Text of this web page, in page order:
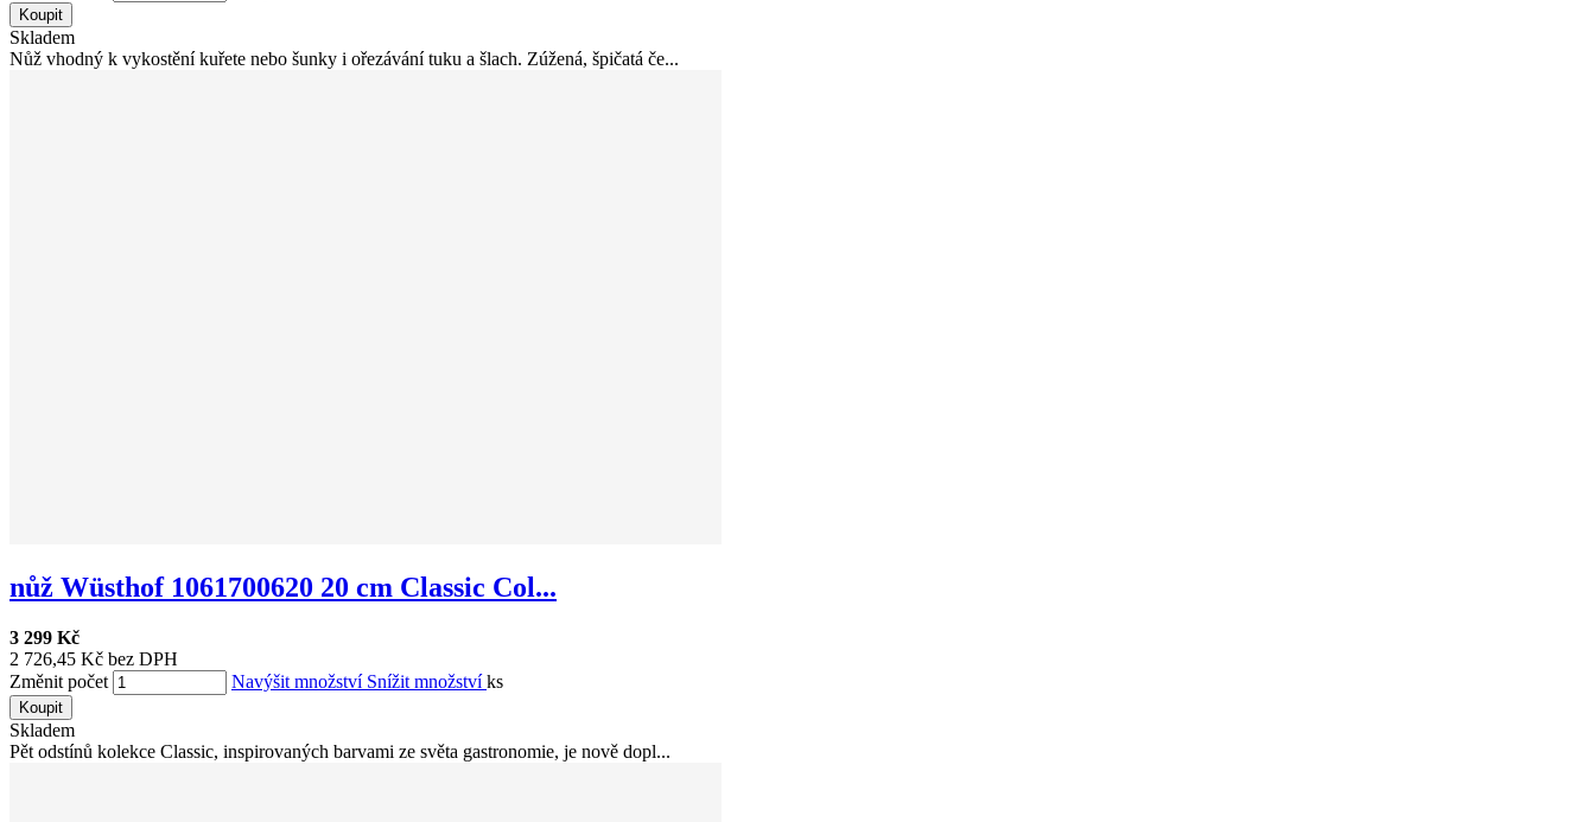
Koupit
Skladem
Nůž vhodný k vykostění kuřete nebo šunky i ořezávání tuku a šlach. Zúžená, špičatá če...
nůž Wüsthof 1061700620 20 cm Classic Col...
3 299 Kč
2 726,45 Kč bez DPH
Změnit počet
Navýšit množství Snížit množstvíks
Koupit
Skladem
Pět odstínů kolekce Classic, inspirovaných barvami ze světa gastronomie, je nově dopl...